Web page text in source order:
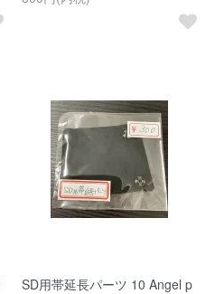
SD用帯延長パーツ 10 Angel p